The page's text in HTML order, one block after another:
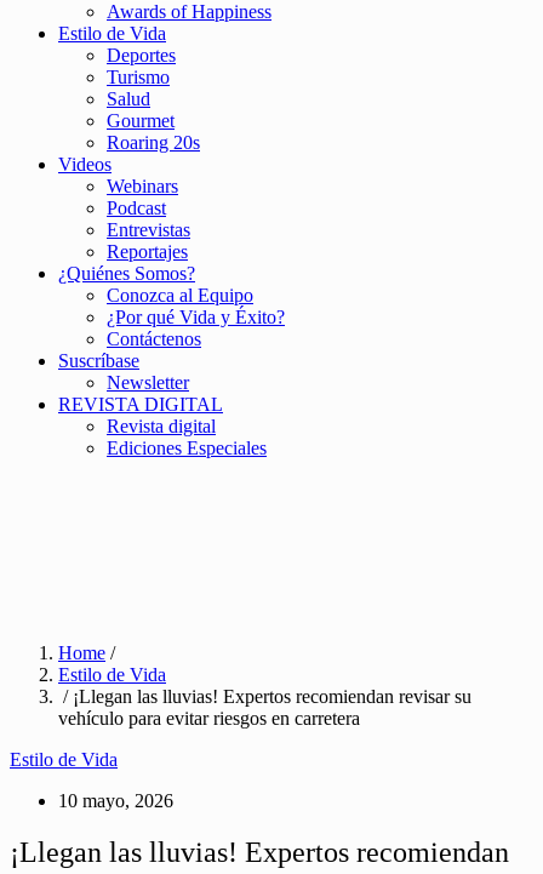
Awards of Happiness
Estilo de Vida
Deportes
Turismo
Salud
Gourmet
Roaring 20s
Videos
Webinars
Podcast
Entrevistas
Reportajes
¿Quiénes Somos?
Conozca al Equipo
¿Por qué Vida y Éxito?
Contáctenos
Suscríbase
Newsletter
REVISTA DIGITAL
Revista digital
Ediciones Especiales
Home /
Estilo de Vida
/ ¡Llegan las lluvias! Expertos recomiendan revisar su
vehículo para evitar riesgos en carretera
Estilo de Vida
10 mayo, 2026
¡Llegan las lluvias! Expertos recomiendan